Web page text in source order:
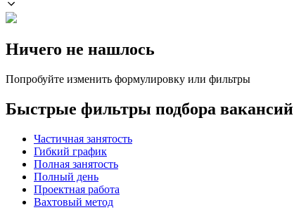
Ничего не нашлось
Попробуйте изменить формулировку или фильтры
Быстрые фильтры подбора вакансий
Частичная занятость
Гибкий график
Полная занятость
Полный день
Проектная работа
Вахтовый метод